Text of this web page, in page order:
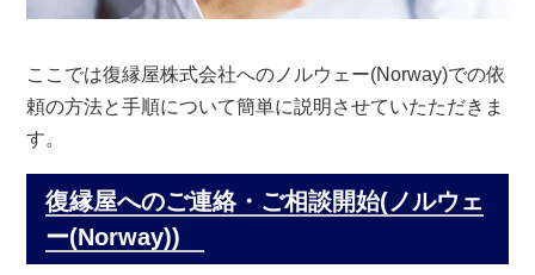
ここでは復縁屋株式会社へのノルウェー(Norway)での依
頼の方法と手順について簡単に説明させていたただきま
す。
復縁屋へのご連絡・ご相談開始(ノルウェ
ー(Norway))